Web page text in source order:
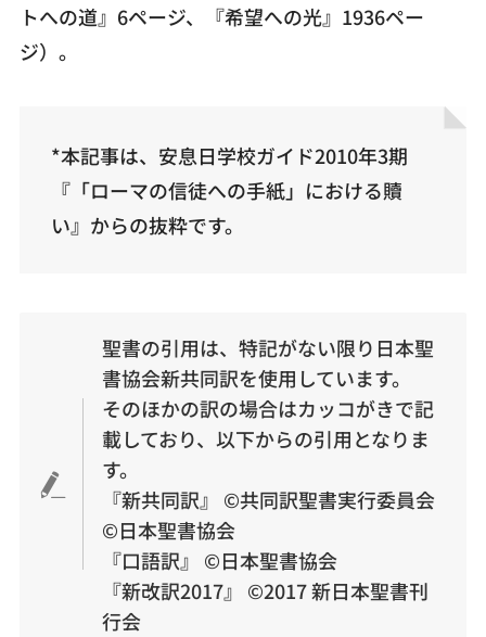
トへの道』6ページ、『希望への光』1936ペー
ジ）。
*本記事は、安息日学校ガイド2010年3期
『「ローマの信徒への手紙」における贖
い』からの抜粋です。
聖書の引用は、特記がない限り日本聖
書協会新共同訳を使用しています。
そのほかの訳の場合はカッコがきで記
載しており、以下からの引用となりま
す。
『新共同訳』 ©︎共同訳聖書実行委員会
©︎日本聖書協会
『口語訳』 ©︎日本聖書協会
『新改訳2017』 ©2017 新日本聖書刊
行会